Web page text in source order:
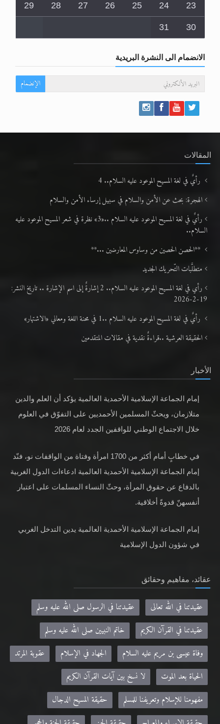
23
24
25
26
27
28
29
30
31
الانضمام الى النشرة البريدية
الإنضمام
المقالات
رأيٌ في لغة المسيح الموعود عليه السلام.. 4
الهجرة: بحث عن الأمن والسلام في سبيل إرساء الأمن والسلام
رأيٌ في لغة المسيح الموعود عليه السلام ..«3» نظرة في شعر المسيح الموعود عليه
السلام..
**الحصن الحصين من وساوس المعارضين ...**
متطلَّبات التّحريك الجديد
رأي في لغة المسيح الموعود عليه السلام.. 2 إشارةٌ إلى اسم الإشارة .. تاريخ النشر:
19-2-2026
رأيٌ في لغة المسيح الموعود عليه السلام ..1 في محنة اللغة ومعاني «الاشتهار»
الحقيقة العرشية ..قراءةٌ نقدية في مقالات المتقدمين
الأخبار
إمام الجماعة الإسلامية الأحمدية العالمية يؤكد أن العلم والدين
متلازمان، ويحثّ المسلمين الأحمديين على التفوّق في العلوم
خلال الاجتماع الوطني للواقفين الجدد لعام 2026
في خطابٍ أمام أكثر من 1700 امرأة وفتاة من الواقفات نو، فنّد
إمام الجماعة الإسلامية الأحمدية العالمية ادعاءات الدول الغربية
بالدفاع عن حقوق المرأة، وحثّ النساء المسلمات على اعتبار
أنفسهنّ قدوةً أخلاقية.
إمام الجماعة الإسلامية الأحمدية العالمية يدين التدخل الغربي
في شؤون الدول الإسلامية
عقائد، مفاهيم وحقائق
عقيدتنا في الله تعالى
عقيدتنا في الرسول صلى الله عليه وسلم
عقيدتنا في القرآن الكريم
خاتم النبيين صلى الله عليه وسلم
وفاة عيسى بن مريم عليه السلام
الجهاد في الإسلام
عقوبة المرتد
الحياة بعد الموت
لا نسخ بين آيات القرآن الكريم
مفهومنا للإسلام وتعريفنا للمسلم
حقيقة المسيح الدجال